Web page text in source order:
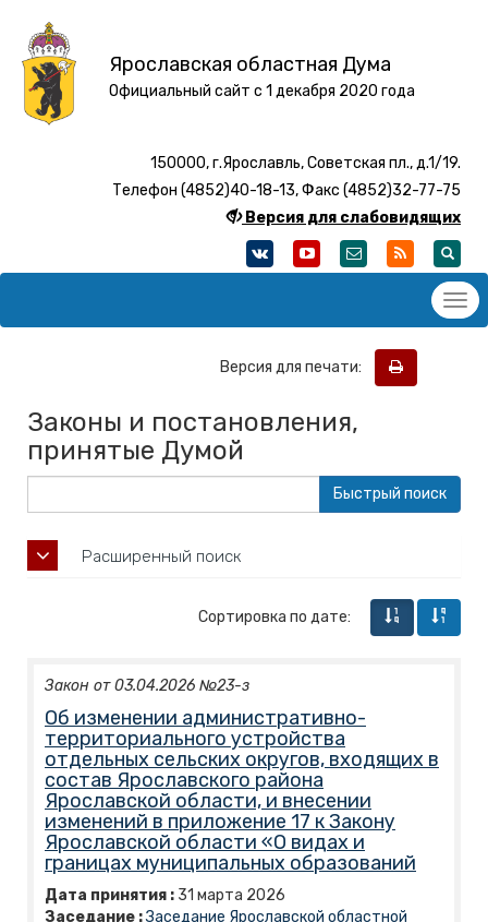
Ярославская областная Дума
Официальный сайт с 1 декабря 2020 года
150000, г.Ярославль, Советская пл., д.1/19.
Телефон (4852)40-18-13, Факс (4852)32-77-75
Версия для слабовидящих
Версия для печати:
Законы и постановления,
принятые Думой
Расширенный поиск
Сортировка по дате:
Закон от 03.04.2026 №23-з
Об изменении административно-
территориального устройства
отдельных сельских округов, входящих в
состав Ярославского района
Ярославской области, и внесении
изменений в приложение 17 к Закону
Ярославской области «О видах и
границах муниципальных образований
Дата принятия : 31 марта 2026
Заседание :Заседание Ярославской областной